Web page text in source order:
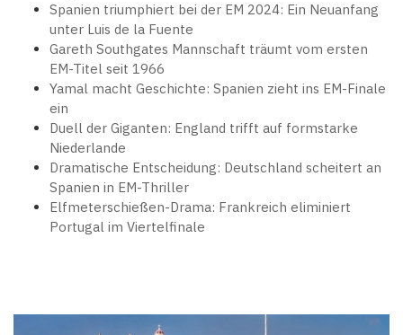
Spanien triumphiert bei der EM 2024: Ein Neuanfang
unter Luis de la Fuente
Gareth Southgates Mannschaft träumt vom ersten
EM-Titel seit 1966
Yamal macht Geschichte: Spanien zieht ins EM-Finale
ein
Duell der Giganten: England trifft auf formstarke
Niederlande
Dramatische Entscheidung: Deutschland scheitert an
Spanien in EM-Thriller
Elfmeterschießen-Drama: Frankreich eliminiert
Portugal im Viertelfinale